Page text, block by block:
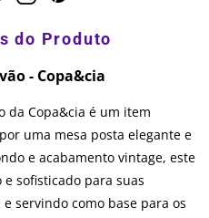
- Copa&cia
da Copa&cia é um item
uma mesa posta elegante e
e acabamento vintage, este
sofisticado para suas
servindo como base para os